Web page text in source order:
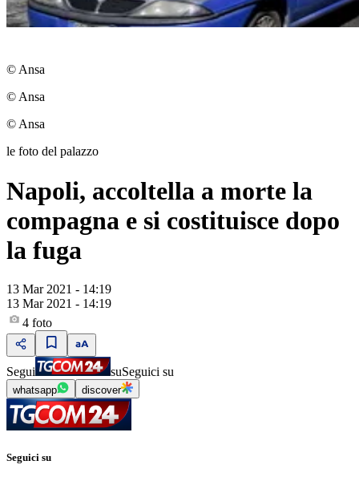
© Ansa
© Ansa
© Ansa
le foto del palazzo
Napoli, accoltella a morte la
compagna e si costituisce dopo
la fuga
13 Mar 2021 - 14:19
13 Mar 2021 - 14:19
4 foto
Segui suSeguici su
whatsapp discover
Seguici su